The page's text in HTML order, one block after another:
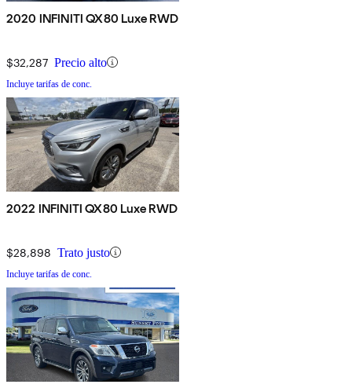
2020 INFINITI QX80 Luxe RWD
$32,287 Precio alto
Incluye tarifas de conc.
2022 INFINITI QX80 Luxe RWD
$28,898 Trato justo
Incluye tarifas de conc.